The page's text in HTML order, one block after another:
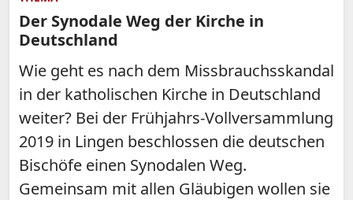
Der Synodale Weg der Kirche in
Deutschland
Wie geht es nach dem Missbrauchsskandal
in der katholischen Kirche in Deutschland
weiter? Bei der Frühjahrs-Vollversammlung
2019 in Lingen beschlossen die deutschen
Bischöfe einen Synodalen Weg.
Gemeinsam mit allen Gläubigen wollen sie